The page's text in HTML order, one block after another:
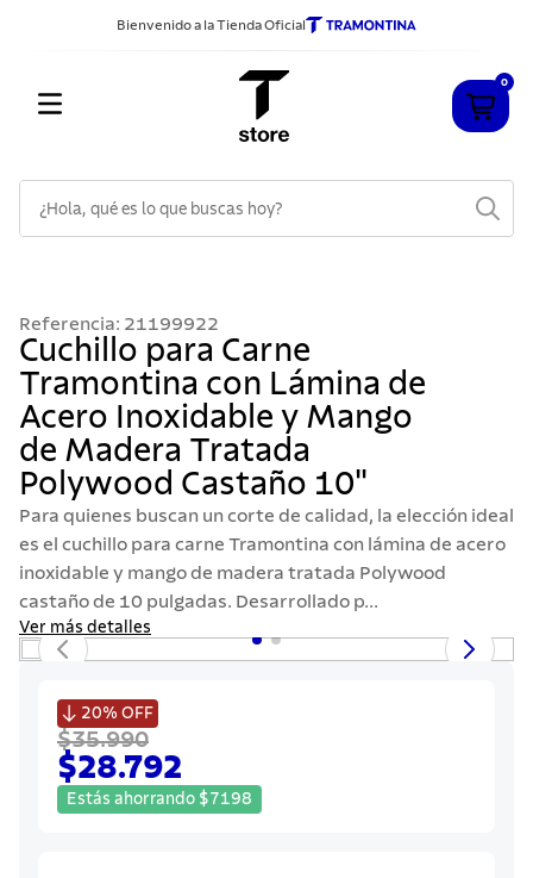
Bienvenido a la Tienda Oficial
0
Referencia: 21199922
Cuchillo para Carne
Tramontina con Lámina de
Acero Inoxidable y Mango
de Madera Tratada
Polywood Castaño 10"
Para quienes buscan un corte de calidad, la elección ideal
es el cuchillo para carne Tramontina con lámina de acero
inoxidable y mango de madera tratada Polywood
castaño de 10 pulgadas. Desarrollado p...
Ver más detalles
 20% OFF
$35.990
$28.792
Estás ahorrando $7198
2.
sarten
3.
cubiertos
4.
ollas
5.
acero inoxidable
6.
grano
7.
442
8.
solar
9.
cuchillo